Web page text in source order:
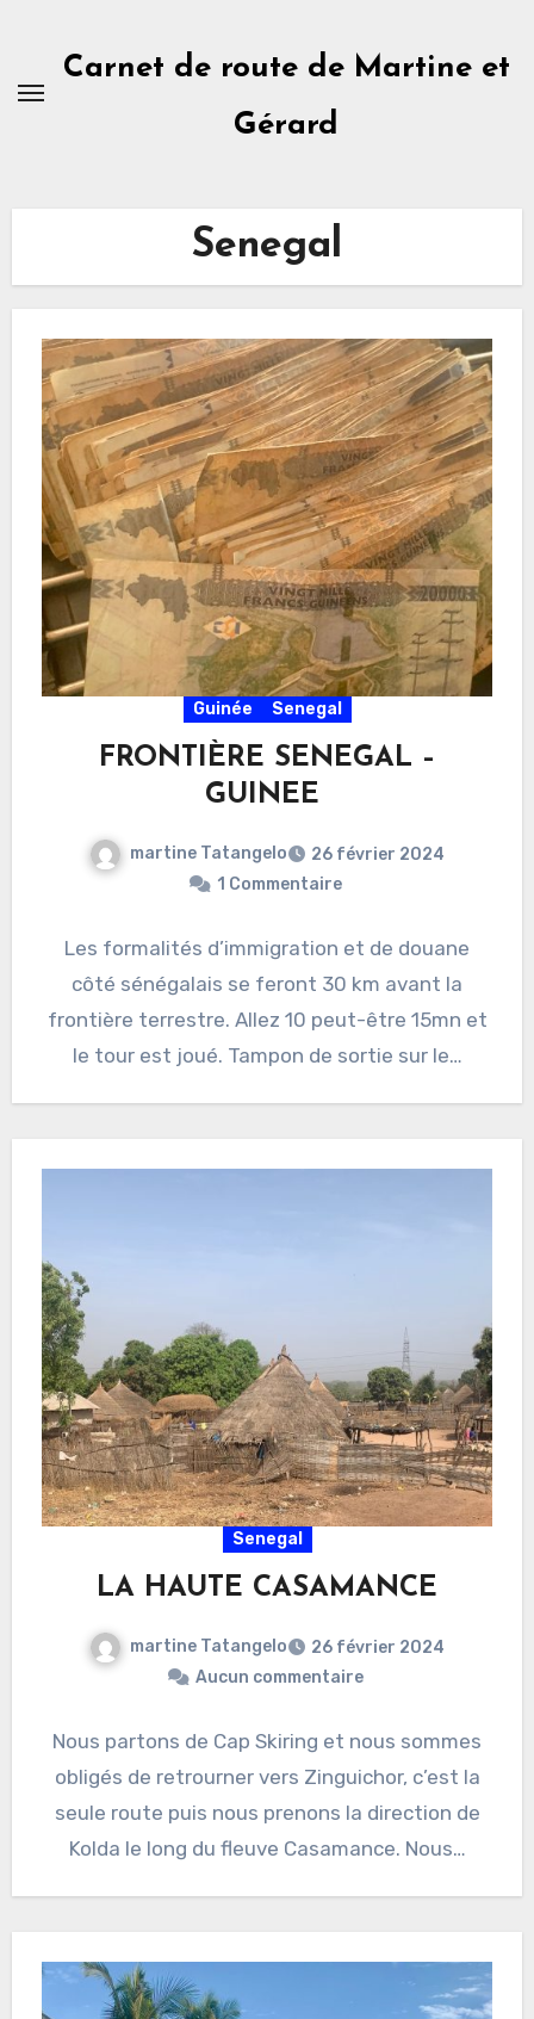
contentCarnet de route de Martine et
Gérard
Senegal
Guinée Senegal
FRONTIÈRE SENEGAL –
GUINEE
martine Tatangelo
26 février 2024
1 Commentaire
Les formalités d’immigration et de douane
côté sénégalais se feront 30 km avant la
frontière terrestre. Allez 10 peut-être 15mn et
le tour est joué. Tampon de sortie sur le…
Senegal
LA HAUTE CASAMANCE
martine Tatangelo
26 février 2024
Aucun commentaire
Nous partons de Cap Skiring et nous sommes
obligés de retrourner vers Zinguichor, c’est la
seule route puis nous prenons la direction de
Kolda le long du fleuve Casamance. Nous…